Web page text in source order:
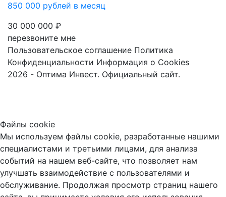
850 000 рублей в месяц
30 000 000 ₽
перезвоните мне
Пользовательское соглашение Политика
Конфиденциальности Информация о Cookies
2026 - Оптима Инвест. Официальный сайт.
Файлы cookie
Мы используем файлы cookie, разработанные нашими
специалистами и третьими лицами, для анализа
событий на нашем веб-сайте, что позволяет нам
улучшать взаимодействие с пользователями и
обслуживание. Продолжая просмотр страниц нашего